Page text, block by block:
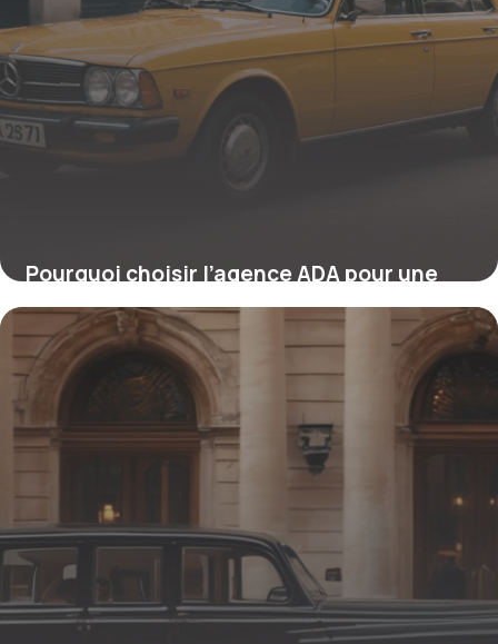
Pourquoi choisir l’agence ADA pour une
expérience client exceptionnelle en
location voiture
11 septembre 2025